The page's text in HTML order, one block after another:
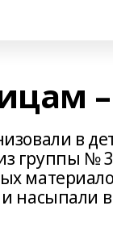
в
группы №
насыпали